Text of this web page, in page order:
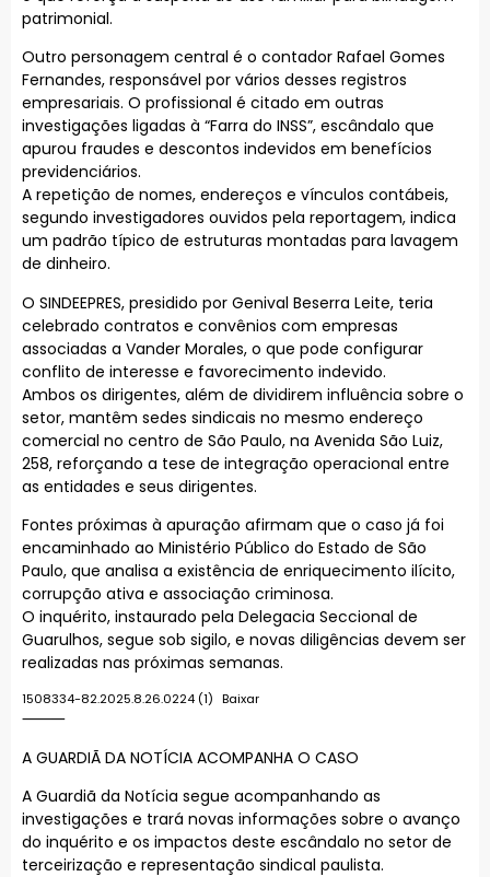
patrimonial.
Outro personagem central é o contador Rafael Gomes
Fernandes, responsável por vários desses registros
empresariais. O profissional é citado em outras
investigações ligadas à “Farra do INSS”, escândalo que
apurou fraudes e descontos indevidos em benefícios
previdenciários.
A repetição de nomes, endereços e vínculos contábeis,
segundo investigadores ouvidos pela reportagem, indica
um padrão típico de estruturas montadas para lavagem
de dinheiro.
O SINDEEPRES, presidido por Genival Beserra Leite, teria
celebrado contratos e convênios com empresas
associadas a Vander Morales, o que pode configurar
conflito de interesse e favorecimento indevido.
Ambos os dirigentes, além de dividirem influência sobre o
setor, mantêm sedes sindicais no mesmo endereço
comercial no centro de São Paulo, na Avenida São Luiz,
258, reforçando a tese de integração operacional entre
as entidades e seus dirigentes.
Fontes próximas à apuração afirmam que o caso já foi
encaminhado ao Ministério Público do Estado de São
Paulo, que analisa a existência de enriquecimento ilícito,
corrupção ativa e associação criminosa.
O inquérito, instaurado pela Delegacia Seccional de
Guarulhos, segue sob sigilo, e novas diligências devem ser
realizadas nas próximas semanas.
1508334-82.2025.8.26.0224 (1) Baixar
⸻
A GUARDIÃ DA NOTÍCIA ACOMPANHA O CASO
A Guardiã da Notícia segue acompanhando as
investigações e trará novas informações sobre o avanço
do inquérito e os impactos deste escândalo no setor de
terceirização e representação sindical paulista.